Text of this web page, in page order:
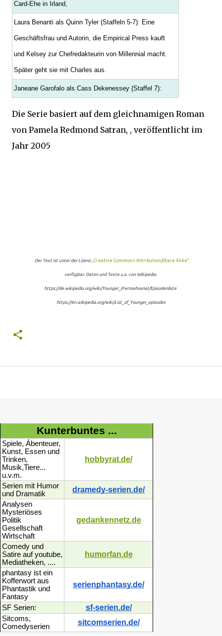
Card-Ehe in Irland,
Laura Benanti als Quinn Tyler (Staffeln 5-7): Eine
Geschäftsfrau und Autorin, die Empirical Press kauft
und Kelsey zur Chefredakteurin von Millennial macht.
Später geht sie mit Charles aus.
Janeane Garofalo als Cass Dekenessey (Staffel 7):
Die Serie basiert auf dem gleichnamigen Roman
von Pamela Redmond Satran, , veröffentlicht im
Jahr 2005
Der Text ist unter der Lizenz „Creative Commons Attribution/Share Alike“
verfügbar. Daten und Texte u.a. von Wikipedia.
https://de.wikipedia.org/wiki/Younger_(Fernsehserie)/Episodenliste
https://en.wikipedia.org/wiki/List_of_Younger_episodes
Kunterbuntes ...
Spiele, Ábenteuer,
Kunst, Essen und
Trinken,
Musik,Tiere...
u.v.m.
hobbyrat.de/
Serien mit Humor
und Dramatik
dramedy-serien.de/
Analysen
Mysteriöses
Politik
Gesellschaft
Wirtschaft
gedankennetz.de
Comedy und
Satire auf youtube,
Mediatheken, ....
humorfan.de
phantasy ist ein
Kofferwort aus
Phantastik und
Fantasy
serienphantasy.de/
SF Serien: sf-serien.de/
Sitcoms,
Comedyserien
sitcomserien.de/